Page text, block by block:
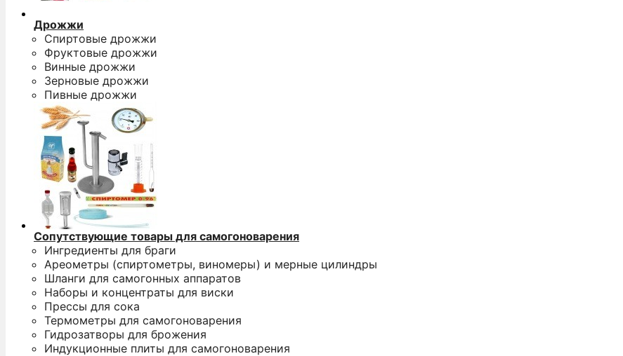
Дрожжи
Спиртовые дрожжи
Фруктовые дрожжи
Винные дрожжи
Зерновые дрожжи
Пивные дрожжи
Сопутствующие товары для самогоноварения
Ингредиенты для браги
Ареометры (спиртометры, виномеры) и мерные цилиндры
Шланги для самогонных аппаратов
Наборы и концентраты для виски
Прессы для сока
Термометры для самогоноварения
Гидрозатворы для брожения
Индукционные плиты для самогоноварения